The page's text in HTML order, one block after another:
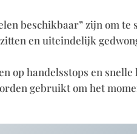
beschikbaar” zijn om te
en uiteindelijk
op handelsstops en
gebruikt om het